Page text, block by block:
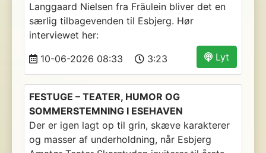
Langgaard Nielsen fra Fräulein bliver det en
særlig tilbagevenden til Esbjerg. Hør
interviewet her:
Lyt
10-06-2026 08:33 3:23
FESTUGE – TEATER, HUMOR OG
SOMMERSTEMNING I ESEHAVEN
Der er igen lagt op til grin, skæve karakterer
og masser af underholdning, når Esbjerg